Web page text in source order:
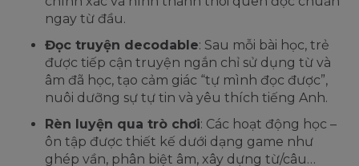
ngay từ đầu.
Đọc truyện decodable: Sau mỗi bài học, trẻ
được tiếp cận truyện ngắn chỉ sử dụng từ và
âm đã học, tạo cảm giác “tự mình đọc được”,
nuôi dưỡng sự tự tin và yêu thích tiếng Anh.
Rèn luyện qua trò chơi: Các hoạt động học –
ôn tập được thiết kế dưới dạng game như
ghép vần, phân biệt âm, xây dựng từ/câu…